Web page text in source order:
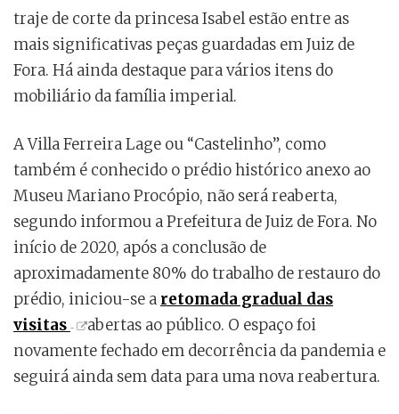
traje de corte da princesa Isabel estão entre as
mais significativas peças guardadas em Juiz de
Fora. Há ainda destaque para vários itens do
mobiliário da família imperial.
A Villa Ferreira Lage ou “Castelinho”, como
também é conhecido o prédio histórico anexo ao
Museu Mariano Procópio, não será reaberta,
segundo informou a Prefeitura de Juiz de Fora. No
início de 2020, após a conclusão de
aproximadamente 80% do trabalho de restauro do
prédio, iniciou-se a retomada gradual das
visitas
abertas ao público. O espaço foi
novamente fechado em decorrência da pandemia e
seguirá ainda sem data para uma nova reabertura.